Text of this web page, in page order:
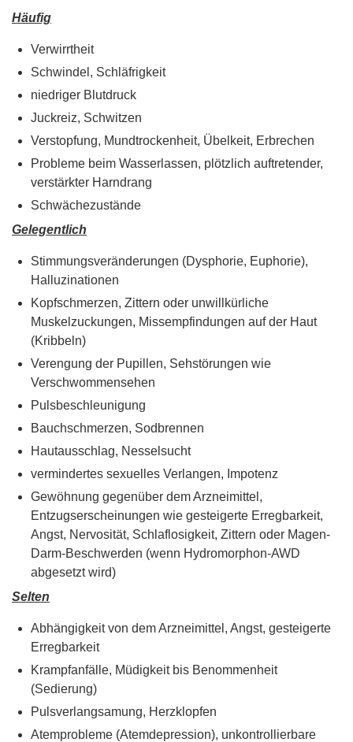
Häufig
Verwirrtheit
Schwindel, Schläfrigkeit
niedriger Blutdruck
Juckreiz, Schwitzen
Verstopfung, Mundtrockenheit, Übelkeit, Erbrechen
Probleme beim Wasserlassen, plötzlich auftretender,
verstärkter Harndrang
Schwächezustände
Gelegentlich
Stimmungsveränderungen (Dysphorie, Euphorie),
Halluzinationen
Kopfschmerzen, Zittern oder unwillkürliche
Muskelzuckungen, Missempfindungen auf der Haut
(Kribbeln)
Verengung der Pupillen, Sehstörungen wie
Verschwommensehen
Pulsbeschleunigung
Bauchschmerzen, Sodbrennen
Hautausschlag, Nesselsucht
vermindertes sexuelles Verlangen, Impotenz
Gewöhnung gegenüber dem Arzneimittel,
Entzugserscheinungen wie gesteigerte Erregbarkeit,
Angst, Nervosität, Schlaflosigkeit, Zittern oder Magen-
Darm-Beschwerden (wenn Hydromorphon-AWD
abgesetzt wird)
Selten
Abhängigkeit von dem Arzneimittel, Angst, gesteigerte
Erregbarkeit
Krampfanfälle, Müdigkeit bis Benommenheit
(Sedierung)
Pulsverlangsamung, Herzklopfen
Atemprobleme (Atemdepression), unkontrollierbare